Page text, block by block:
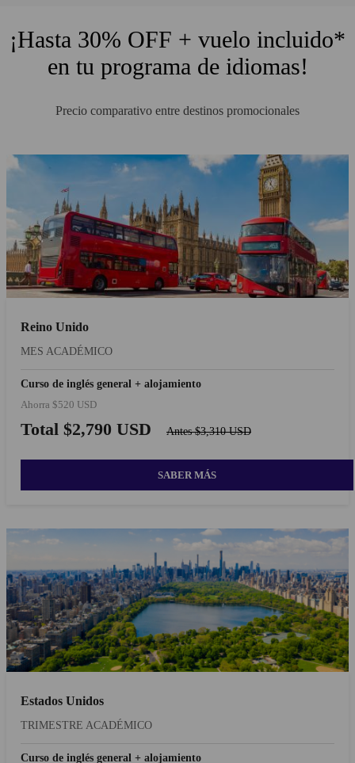
¡Hasta 30% OFF + vuelo incluido*
en tu programa de idiomas!
Precio comparativo entre destinos promocionales
Reino Unido
MES ACADÉMICO
Curso de inglés general + alojamiento
Ahorra $520 USD
Total $2,790 USD Antes $3,310 USD
SABER MÁS
Estados Unidos
TRIMESTRE ACADÉMICO
Curso de inglés general + alojamiento